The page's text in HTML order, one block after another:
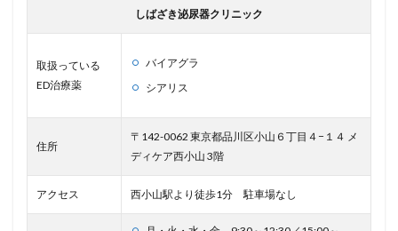
しばざき泌尿器クリニック
取扱っている
ED治療薬
バイアグラ
シアリス
住所
〒142-0062 東京都品川区小山６丁目４−１４ メ
ディケア西小山 3階
アクセス 西小山駅より徒歩1分 駐車場なし